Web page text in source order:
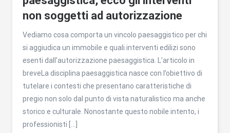
non soggetti ad autorizzazione
Vediamo cosa comporta un vincolo paesaggistico per chi
si aggiudica un immobile e quali interventi edilizi sono
esenti dall’autorizzazione paesaggistica. L’articolo in
breveLa disciplina paesaggistica nasce con l’obiettivo di
tutelare i contesti che presentano caratteristiche di
pregio non solo dal punto di vista naturalistico ma anche
storico e culturale. Nonostante questo nobile intento, i
professionisti […]